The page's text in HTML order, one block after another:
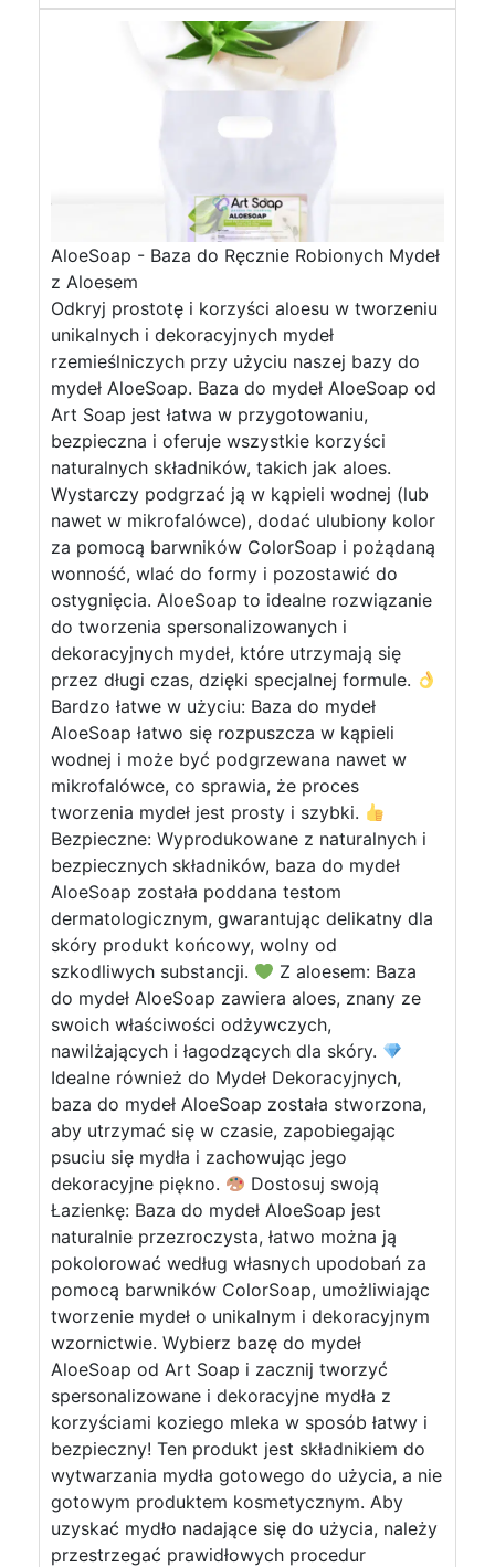
AloeSoap - Baza do Ręcznie Robionych Mydeł
z Aloesem
Odkryj prostotę i korzyści aloesu w tworzeniu
unikalnych i dekoracyjnych mydeł
rzemieślniczych przy użyciu naszej bazy do
mydeł AloeSoap. Baza do mydeł AloeSoap od
Art Soap jest łatwa w przygotowaniu,
bezpieczna i oferuje wszystkie korzyści
naturalnych składników, takich jak aloes.
Wystarczy podgrzać ją w kąpieli wodnej (lub
nawet w mikrofalówce), dodać ulubiony kolor
za pomocą barwników ColorSoap i pożądaną
wonność, wlać do formy i pozostawić do
ostygnięcia. AloeSoap to idealne rozwiązanie
do tworzenia spersonalizowanych i
dekoracyjnych mydeł, które utrzymają się
przez długi czas, dzięki specjalnej formule.
Bardzo łatwe w użyciu: Baza do mydeł
AloeSoap łatwo się rozpuszcza w kąpieli
wodnej i może być podgrzewana nawet w
mikrofalówce, co sprawia, że proces
tworzenia mydeł jest prosty i szybki.
Bezpieczne: Wyprodukowane z naturalnych i
bezpiecznych składników, baza do mydeł
AloeSoap została poddana testom
dermatologicznym, gwarantując delikatny dla
skóry produkt końcowy, wolny od
szkodliwych substancji.
Z aloesem: Baza
do mydeł AloeSoap zawiera aloes, znany ze
swoich właściwości odżywczych,
nawilżających i łagodzących dla skóry.
Idealne również do Mydeł Dekoracyjnych,
baza do mydeł AloeSoap została stworzona,
aby utrzymać się w czasie, zapobiegając
psuciu się mydła i zachowując jego
dekoracyjne piękno.
Dostosuj swoją
Łazienkę: Baza do mydeł AloeSoap jest
naturalnie przezroczysta, łatwo można ją
pokolorować według własnych upodobań za
pomocą barwników ColorSoap, umożliwiając
tworzenie mydeł o unikalnym i dekoracyjnym
wzornictwie. Wybierz bazę do mydeł
AloeSoap od Art Soap i zacznij tworzyć
spersonalizowane i dekoracyjne mydła z
korzyściami koziego mleka w sposób łatwy i
bezpieczny! Ten produkt jest składnikiem do
wytwarzania mydła gotowego do użycia, a nie
gotowym produktem kosmetycznym. Aby
uzyskać mydło nadające się do użycia, należy
przestrzegać prawidłowych procedur